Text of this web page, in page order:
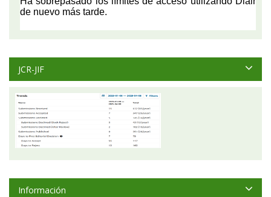
JCR-JIF
Información